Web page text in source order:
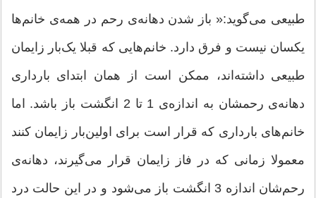
طبیعی می‌گوید:« باز شدن دهانه‌ی رحم در همه‌ی خانم‌ها
یکسان نیست و فرق دارد. خانم‌هایی که قبلا یک‌بار زایمان
طبیعی داشته‌اند، ممکن است از همان ابتدای بارداری
دهانه‌ی رحمشان به اندازه‌ی 1 تا 2 انگشت باز باشد. اما
خانم‌‌های بارداری که قرار است برای اولین‌بار زایمان کنند
معمولا زمانی که در فاز زایمان قرار می‌گیرند، دهانه‌ی
رحم‌شان اندازه 3 انگشت باز می‌شود و در این حالت درد